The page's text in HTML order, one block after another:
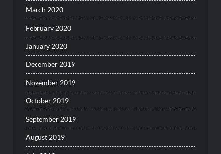
March 2020
February 2020
January 2020
December 2019
November 2019
October 2019
September 2019
August 2019